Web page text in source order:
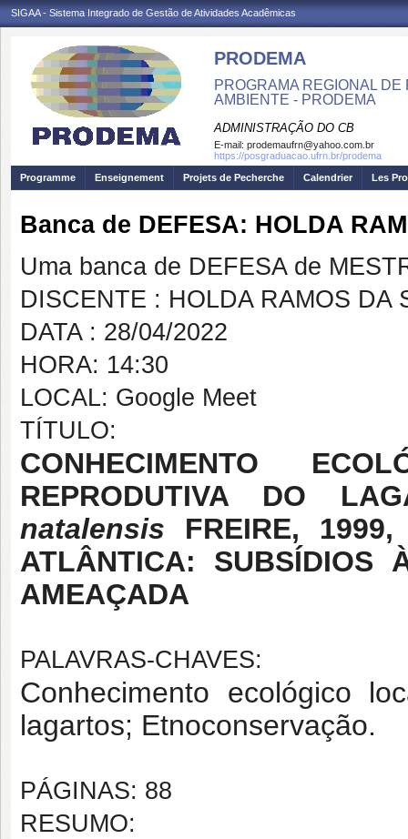
SIGAA - Sistema Integrado de Gestão de Atividades Acadêmicas
PRODEMA
PROGRAMA REGIONAL
AMBIENTE - PRODEMA
ADMINISTRAÇÃO DO CB
E-mail: prodemaufrn@yahoo.com.br
https://posgraduacao.ufrn.br/prodema
Programme
Enseignement Projets de Pecherche Calendrier Les
Banca de DEFESA: HOLDA
Uma banca de DEFESA de
DISCENTE : HOLDA RAMOS DA
DATA : 28/04/2022
HORA: 14:30
LOCAL: Google Meet
TÍTULO:
CONHECIMENTO
REPRODUTIVA DO
natalensis FREIRE,
ATLÂNTICA: SUBSÍDIOS
AMEAÇADA
PALAVRAS-CHAVES:
Conhecimento ecológico
lagartos; Etnoconservação.
PÁGINAS: 88
RESUMO: